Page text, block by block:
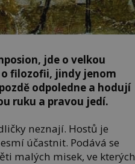
jde o velkou
filozofii, jindy jenom
odpoledne a hodují
ruku a pravou jedí.
neznají. Hostů je
účastnit. Podává se
malých misek, ve kterých